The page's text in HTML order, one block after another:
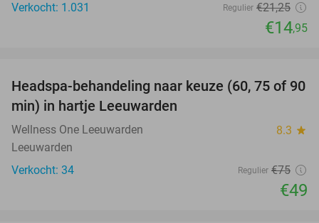
Verkocht: 1.031
Regulier €21,25
€14,95
35%
Headspa-behandeling naar keuze (60, 75 of 90
min) in hartje Leeuwarden
Wellness One Leeuwarden 8.3 star
Leeuwarden
Verkocht: 34
Regulier €75
€49